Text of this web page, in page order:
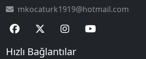
mkocaturk1919@hotmail.com
Hızlı Bağlantılar